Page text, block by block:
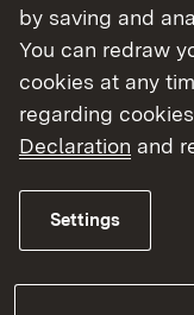
Altlasten
Referat 54.5 –
der
by saving and
You can redraw
cookies at any
regarding
Declaration and
Settings